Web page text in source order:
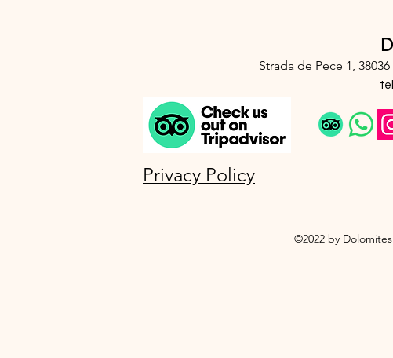
Strada de Pece 1,
Privacy Policy
©2022 by Dolomites